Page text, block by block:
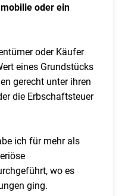
oder ein
oder Käufer
eines Grundstücks
gerecht unter ihren
die Erbschaftsteuer
ich für mehr als
wo es
ging.